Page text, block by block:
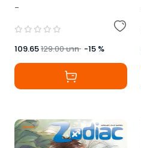
-
109.65129.00บาท -15 %